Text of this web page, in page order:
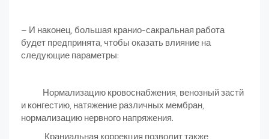
– И наконец, большая кранио-сакральная работа
будет предпринята, чтобы оказать влияние на
следующие параметры:
Нормализацию кровоснабжения, венозный застй
и конгестию, натяжение различных мембран,
нормализацию нервного напряжения.
Краниальная коррекция позволит также